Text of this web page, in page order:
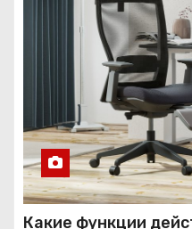
Какие функции